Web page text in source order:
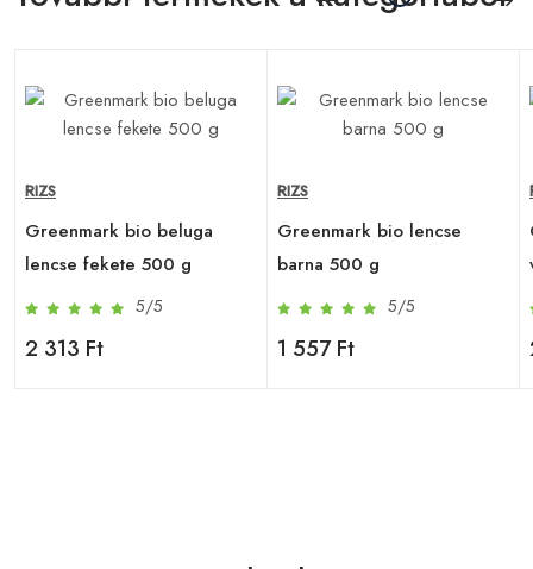
RIZS
Greenmark bio beluga
lencse fekete 500 g
5/5
2 313 Ft
RIZS
Greenmark bio lencse
barna 500 g
5/5
1 557 Ft